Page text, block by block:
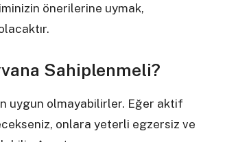
önerilerine uymak,
Sahiplenmeli?
uygun olmayabilirler. Eğer aktif
onlara yeterli egzersiz ve